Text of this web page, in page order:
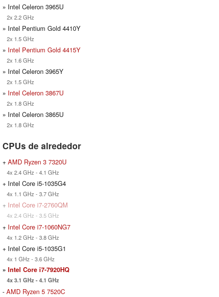
» Intel Celeron 3965U
2x 2.2 GHz
» Intel Pentium Gold 4410Y
2x 1.5 GHz
» Intel Pentium Gold 4415Y
2x 1.6 GHz
» Intel Celeron 3965Y
2x 1.5 GHz
» Intel Celeron 3867U
2x 1.8 GHz
» Intel Celeron 3865U
2x 1.8 GHz
CPUs de alrededor
+ AMD Ryzen 3 7320U
4x 2.4 GHz - 4.1 GHz
+ Intel Core i5-1035G4
4x 1.1 GHz - 3.7 GHz
+ Intel Core i7-2760QM
4x 2.4 GHz - 3.5 GHz
+ Intel Core i7-1060NG7
4x 1.2 GHz - 3.8 GHz
+ Intel Core i5-1035G1
4x 1 GHz - 3.6 GHz
» Intel Core i7-7920HQ
4x 3.1 GHz - 4.1 GHz
- AMD Ryzen 5 7520C